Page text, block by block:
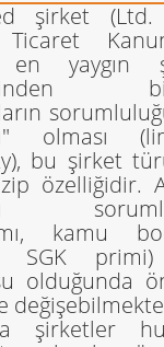
şirket (Ltd.
en yaygın
olması
bu şirket
özelliğidir.
kamu
SGK
olduğunda
şirketler